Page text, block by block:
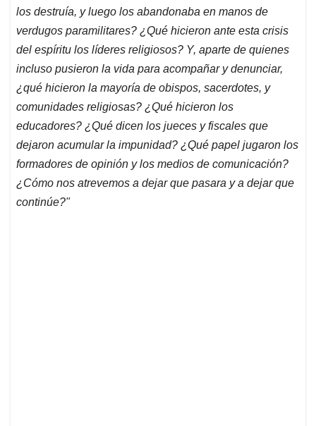
los destruía, y luego los abandonaba en manos de
verdugos paramilitares? ¿Qué hicieron ante esta crisis
del espíritu los líderes religiosos? Y, aparte de quienes
incluso pusieron la vida para acompañar y denunciar,
¿qué hicieron la mayoría de obispos, sacerdotes, y
comunidades religiosas? ¿Qué hicieron los
educadores? ¿Qué dicen los jueces y fiscales que
dejaron acumular la impunidad? ¿Qué papel jugaron los
formadores de opinión y los medios de comunicación?
¿Cómo nos atrevemos a dejar que pasara y a dejar que
continúe?"